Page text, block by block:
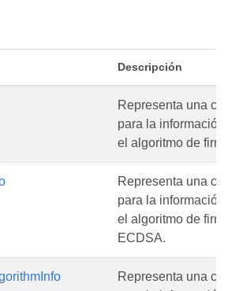
Descripción
Representa una
para la información
el algoritmo de
Representa una
para la información
el algoritmo de
ECDSA.
Representa una